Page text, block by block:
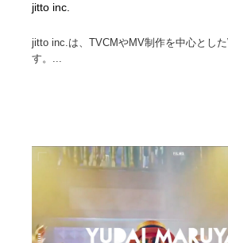
jitto inc.
jitto inc.は、TVCMやMV制作を中心とし
す。...